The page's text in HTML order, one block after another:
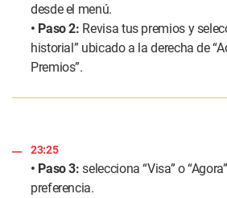
desde el menú.
• Paso 2: Revisa tus premios y
historial” ubicado a la derecha de
Premios”.
23:25
• Paso 3: selecciona “Visa” o
preferencia.